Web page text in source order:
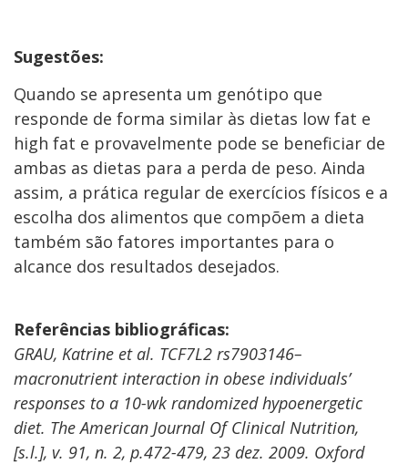
Sugestões:
Quando se apresenta um genótipo que
responde de forma similar às dietas low fat e
high fat e provavelmente pode se beneficiar de
ambas as dietas para a perda de peso. Ainda
assim, a prática regular de exercícios físicos e a
escolha dos alimentos que compõem a dieta
também são fatores importantes para o
alcance dos resultados desejados.
Referências bibliográficas:
GRAU, Katrine et al. TCF7L2 rs7903146–
macronutrient interaction in obese individuals’
responses to a 10-wk randomized hypoenergetic
diet. The American Journal Of Clinical Nutrition,
[s.l.], v. 91, n. 2, p.472-479, 23 dez. 2009. Oxford